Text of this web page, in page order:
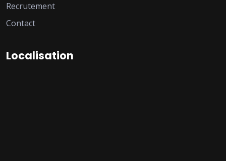
Recrutement
Contact
Localisation